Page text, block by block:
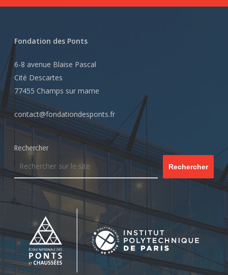
Fondation des Ponts
6-8 avenue Blaise Pascal
Cité Descartes
77455 Champs sur marne
contact@fondationdesponts.fr
Rechercher
Rechercher